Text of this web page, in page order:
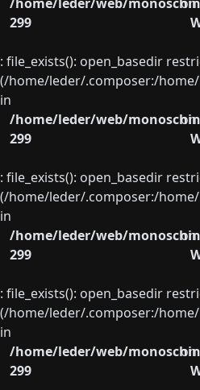
299
: file_exists(): open_basedir
(/home/leder/.composer:/
in
/home/leder/web/
on
299
: file_exists(): open_basedir
(/home/leder/.composer:/
in
/home/leder/web/
on
299
: file_exists(): open_basedir
(/home/leder/.composer:/
in
/home/leder/web/
on
299